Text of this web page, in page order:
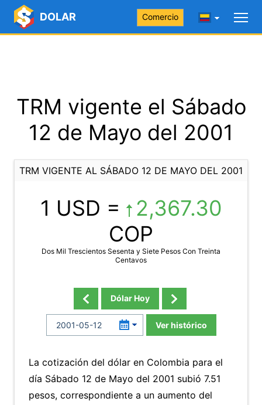
DOLAR Comercio
TRM vigente el Sábado
12 de Mayo del 2001
TRM VIGENTE AL SÁBADO 12 DE MAYO DEL 2001
1 USD =
2,367.30
COP
Dos Mil Trescientos Sesenta y Siete Pesos Con Treinta
Centavos
Dólar Hoy
Ver histórico
La cotización del dólar en Colombia para el
día Sábado 12 de Mayo del 2001 subió 7.51
pesos, correspondiente a un aumento del